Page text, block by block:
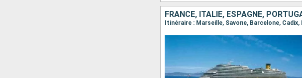
FRANCE, ITALIE, ESPAGNE,
Itinéraire : Marseille, Savone, Barcelone,